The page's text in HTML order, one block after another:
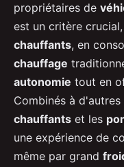
propriétaires de
est un critère
chauffants, en
chauffage
autonomie tout en
Combinés à
chauffants et les
une expérience de
même par grand